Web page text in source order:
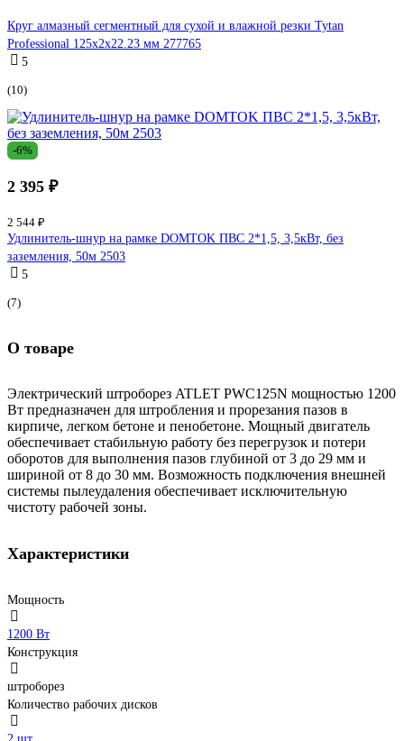
Круг алмазный сегментный для сухой и влажной резки Tytan
Professional 125x2x22.23 мм 277765
5
(10)
-6%
2 395 ₽
2 544 ₽
Удлинитель-шнур на рамке DOMTOK ПВС 2*1,5, 3,5кВт, без
заземления, 50м 2503
5
(7)
О товаре
Электрический штроборез ATLET PWC125N мощностью 1200
Вт предназначен для штробления и прорезания пазов в
кирпиче, легком бетоне и пенобетоне. Мощный двигатель
обеспечивает стабильную работу без перегрузок и потери
оборотов для выполнения пазов глубиной от 3 до 29 мм и
шириной от 8 до 30 мм. Возможность подключения внешней
системы пылеудаления обеспечивает исключительную
чистоту рабочей зоны.
Характеристики
Мощность
1200 Вт
Конструкция
штроборез
Количество рабочих дисков